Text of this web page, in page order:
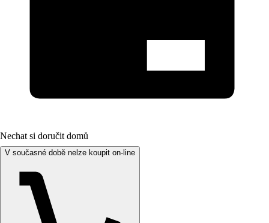
Nechat si doručit domů
V současné době nelze koupit on-line